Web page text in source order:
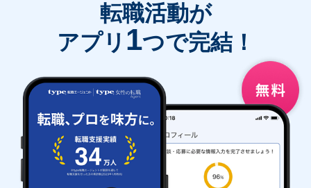
転職活動が
アプリ 1つで完結！